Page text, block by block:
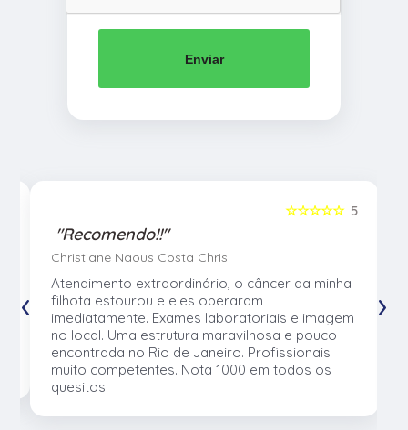
Enviar
5
☆☆☆☆☆
"Recomendo!!"
Christiane Naous Costa Chris
Atendimento extraordinário, o câncer da minha
filhota estourou e eles operaram
imediatamente. Exames laboratoriais e imagem
no local. Uma estrutura maravilhosa e pouco
encontrada no Rio de Janeiro. Profissionais
muito competentes. Nota 1000 em todos os
quesitos!
‹ ›